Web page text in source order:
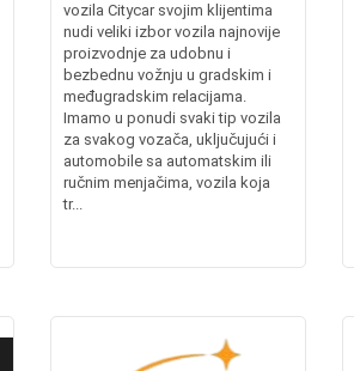
vozila Citycar svojim klijentima
nudi veliki izbor vozila najnovije
proizvodnje za udobnu i
bezbednu vožnju u gradskim i
međugradskim relacijama.
Imamo u ponudi svaki tip vozila
za svakog vozača, uključujući i
automobile sa automatskim ili
ručnim menjačima, vozila koja
tr...